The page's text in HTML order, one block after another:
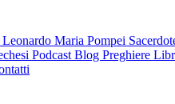
Maria Pompei
Podcast Blog Preghiere